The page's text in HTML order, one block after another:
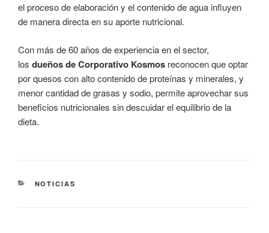
el proceso de elaboración y el contenido de agua influyen
de manera directa en su aporte nutricional.
Con más de 60 años de experiencia en el sector,
los dueños de Corporativo Kosmos reconocen que optar
por quesos con alto contenido de proteínas y minerales, y
menor cantidad de grasas y sodio, permite aprovechar sus
beneficios nutricionales sin descuidar el equilibrio de la
dieta.
CATEGORÍAS
NOTICIAS